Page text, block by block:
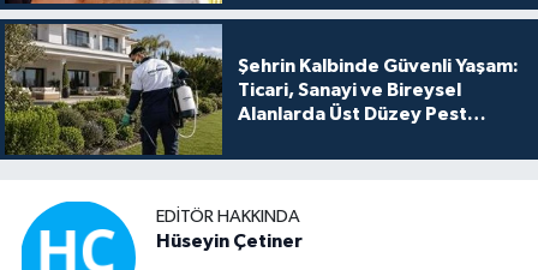
Şehrin Kalbinde Güvenli Yaşam:
Ticari, Sanayi ve Bireysel
Alanlarda Üst Düzey Pest
EDITÖR HAKKINDA
Hüseyin Çetiner